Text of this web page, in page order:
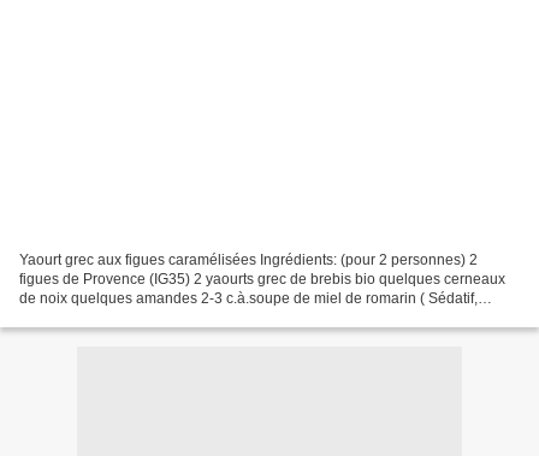
Yaourt grec aux figues caramélisées Ingrédients: (pour 2 personnes) 2
figues de Provence (IG35) 2 yaourts grec de brebis bio quelques cerneaux
de noix quelques amandes 2-3 c.à.soupe de miel de romarin ( Sédatif,